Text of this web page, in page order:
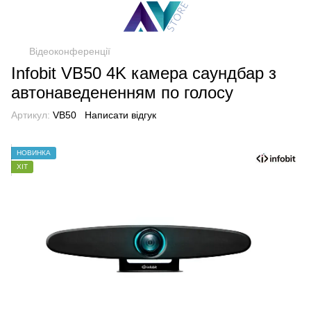
Відеоконференції
Infobit VB50 4K камера саундбар з
автонаведененням по голосу
Артикул: VB50 Написати відгук
НОВИНКА
ХІТ